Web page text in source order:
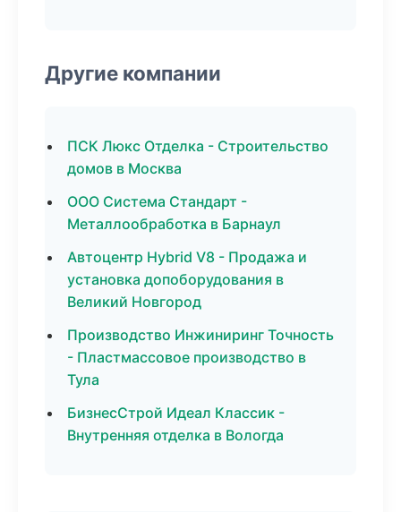
Другие компании
ПСК Люкс Отделка - Строительство
домов в Москва
ООО Система Стандарт -
Металлообработка в Барнаул
Автоцентр Hybrid V8 - Продажа и
установка допоборудования в
Великий Новгород
Производство Инжиниринг Точность
- Пластмассовое производство в
Тула
БизнесСтрой Идеал Классик -
Внутренняя отделка в Вологда